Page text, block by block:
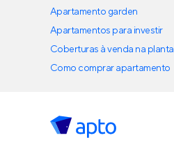
Apartamento garden
Apartamentos para investir
Coberturas à venda na planta
Como comprar apartamento